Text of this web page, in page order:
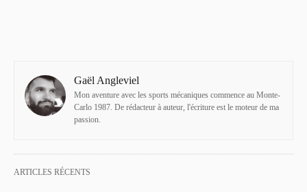
Gaël Angleviel
Mon aventure avec les sports mécaniques commence au Monte-
Carlo 1987. De rédacteur à auteur, l'écriture est le moteur de ma
passion.
ARTICLES RÉCENTS